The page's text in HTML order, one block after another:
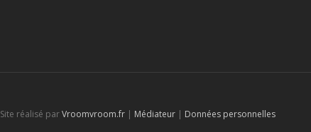
réalisé parVroomvroom.fr | Médiateur | Données personnelles